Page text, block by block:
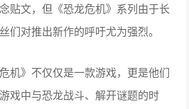
贴文，但《恐龙危机》系列由于长
们对推出新作的呼吁尤为强烈。
机》不仅仅是一款游戏，更是他们
戏中与恐龙战斗、解开谜题的时